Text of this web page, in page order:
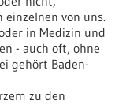
von uns.
in Medizin und
- auch oft, ohne
gehört Baden-
zu den